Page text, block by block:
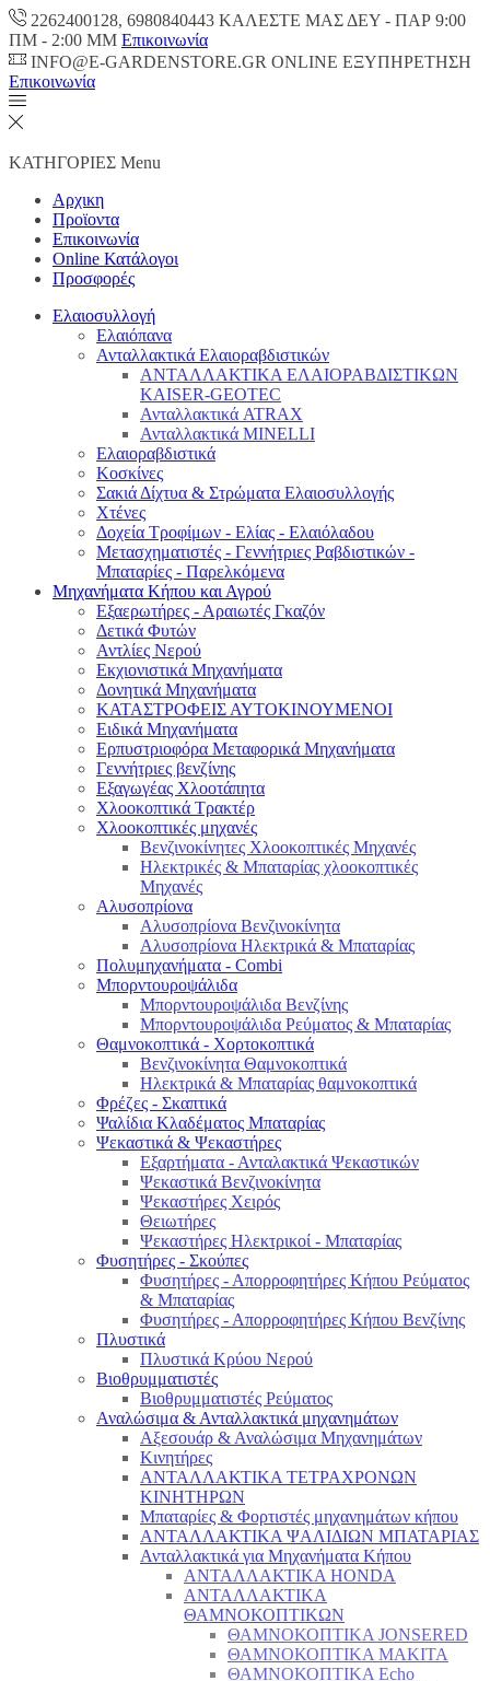
2262400128, 6980840443 ΚΑΛΕΣΤΕ ΜΑΣ ΔΕΥ - ΠΑΡ 9:00
ΠM - 2:00 ΜΜ Επικοινωνία
INFO@E-GARDENSTORE.GR ONLINE ΕΞΥΠΗΡΕΤΗΣH
Επικοινωνία
ΚΑΤΗΓΟΡΙΕΣ Menu
Αρχικη
Προϊοντα
Επικοινωνία
Online Κατάλογοι
Προσφορές
Ελαιοσυλλογή
Ελαιόπανα
Ανταλλακτικά Ελαιοραβδιστικών
ΑΝΤΑΛΛΑΚΤΙΚΑ ΕΛΑΙΟΡΑΒΔΙΣΤΙΚΩΝ
KAISER-GEOTEC
Ανταλλακτικά ATRAX
Ανταλλακτικά MINELLI
Ελαιοραβδιστικά
Κοσκίνες
Σακιά Δίχτυα & Στρώματα Ελαιοσυλλογής
Χτένες
Δοχεία Τροφίμων - Ελίας - Ελαιόλαδου
Μετασχηματιστές - Γεννήτριες Ραβδιστικών -
Μπαταρίες - Παρελκόμενα
Μηχανήματα Κήπου και Αγρού
Εξαερωτήρες - Αραιωτές Γκαζόν
Δετικά Φυτών
Αντλίες Νερού
Εκχιονιστικά Μηχανήματα
Δονητικά Μηχανήματα
ΚΑΤΑΣΤΡΟΦΕΙΣ ΑΥΤΟΚΙΝΟΥΜΕΝΟΙ
Ειδικά Μηχανήματα
Eρπυστριοφόρα Μεταφορικά Μηχανήματα
Γεννήτριες βενζίνης
Εξαγωγέας Χλοοτάπητα
Χλοοκοπτικά Τρακτέρ
Χλοοκοπτικές μηχανές
Βενζινοκίνητες Χλοοκοπτικές Μηχανές
Ηλεκτρικές & Μπαταρίας χλοοκοπτικές
Μηχανές
Αλυσοπρίονα
Αλυσοπρίονα Βενζινοκίνητα
Αλυσοπρίονα Ηλεκτρικά & Μπαταρίας
Πολυμηχανήματα - Combi
Μπορντουροψάλιδα
Μπορντουροψάλιδα Βενζίνης
Μπορντουροψάλιδα Ρεύματος & Μπαταρίας
Θαμνοκοπτικά - Χορτοκοπτικά
Βενζινοκίνητα Θαμνοκοπτικά
Ηλεκτρικά & Μπαταρίας θαμνοκοπτικά
Φρέζες - Σκαπτικά
Ψαλίδια Κλαδέματος Μπαταρίας
Ψεκαστικά & Ψεκαστήρες
Εξαρτήματα - Ανταλακτικά Ψεκαστικών
Ψεκαστικά Βενζινοκίνητα
Ψεκαστήρες Χειρός
Θειωτήρες
Ψεκαστήρες Ηλεκτρικοί - Μπαταρίας
Φυσητήρες - Σκούπες
Φυσητήρες - Απορροφητήρες Κήπου Ρεύματος
& Μπαταρίας
Φυσητήρες - Απορροφητήρες Κήπου Βενζίνης
Πλυστικά
Πλυστικά Κρύου Νερού
Βιοθρυμματιστές
Βιοθρυμματιστές Ρεύματος
Αναλώσιμα & Ανταλλακτικά μηχανημάτων
Αξεσουάρ & Αναλώσιμα Μηχανημάτων
Κινητήρες
ΑΝΤΑΛΛΑΚΤΙΚΑ ΤΕΤΡΑΧΡΟΝΩΝ
ΚΙΝΗΤΗΡΩΝ
Μπαταρίες & Φορτιστές μηχανημάτων κήπου
ΑΝΤΑΛΛΑΚΤΙΚΑ ΨΑΛΙΔΙΩΝ ΜΠΑΤΑΡΙAΣ
Ανταλλακτικά για Μηχανήματα Κήπου
ΑΝΤΑΛΛΑΚΤΙΚΑ HONDA
ΑΝΤΑΛΛΑΚΤΙΚΑ
ΘΑΜΝΟΚΟΠΤΙΚΩΝ
ΘΑΜΝΟΚΟΠΤΙΚΑ JONSERED
ΘΑΜΝΟΚΟΠΤΙΚΑ MAKITA
ΘΑΜΝΟΚΟΠΤΙΚΑ Echo